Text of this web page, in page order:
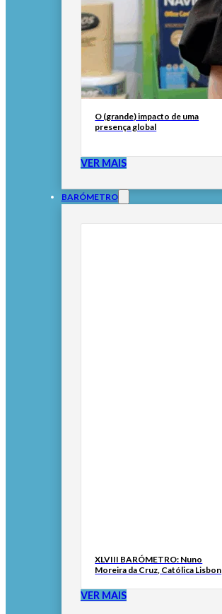
O (grande) impacto de uma
presença global
VER MAIS
BARÓMETRO
XLVIII BARÓMETRO: Nuno
Moreira da Cruz, Católica Lisbon
VER MAIS